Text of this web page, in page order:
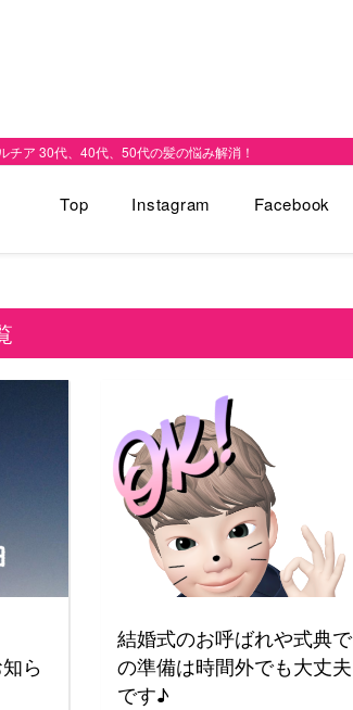
チア 30代、40代、50代の髪の悩み解消！
Top Instagram Facebook
ら
結婚式のお呼ばれや式典で
の準備は時間外でも大丈夫
です♪